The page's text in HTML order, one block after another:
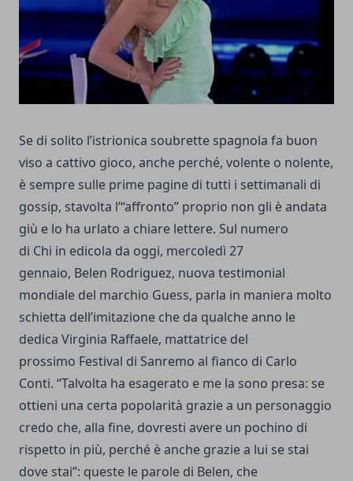
Se di solito l’istrionica soubrette spagnola fa buon
viso a cattivo gioco, anche perché, volente o nolente,
è sempre sulle prime pagine di tutti i settimanali di
gossip, stavolta l’“affronto” proprio non gli è andata
giù e lo ha urlato a chiare lettere. Sul numero
di Chi in edicola da oggi, mercoledì 27
gennaio, Belen Rodriguez, nuova testimonial
mondiale del marchio Guess, parla in maniera molto
schietta dell’imitazione che da qualche anno le
dedica Virginia Raffaele, mattatrice del
prossimo Festival di Sanremo al fianco di Carlo
Conti. “Talvolta ha esagerato e me la sono presa: se
ottieni una certa popolarità grazie a un personaggio
credo che, alla fine, dovresti avere un pochino di
rispetto in più, perché è anche grazie a lui se stai
dove stai”: queste le parole di Belen, che